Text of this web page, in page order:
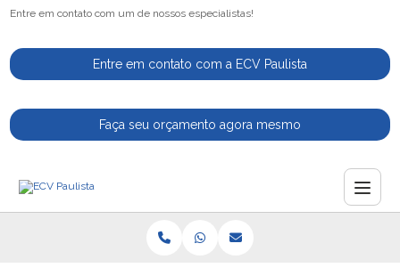
Entre em contato com um de nossos especialistas!
Entre em contato com a ECV Paulista
Faça seu orçamento agora mesmo